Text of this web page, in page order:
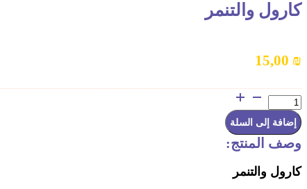
كارول والتنمر
15,00 ₪
كمية
كارول
والتنمر
إضافة إلى السلة
وصف المنتج:
كارول والتنمر